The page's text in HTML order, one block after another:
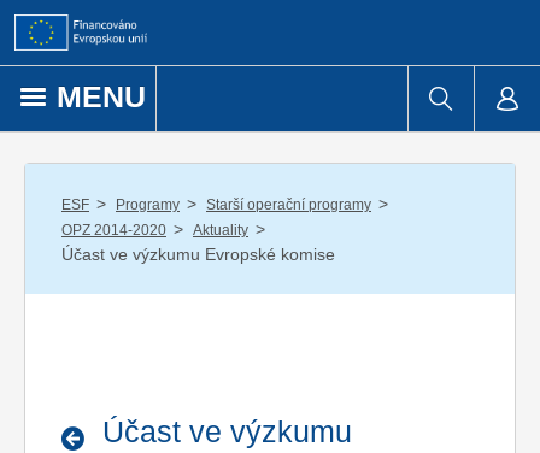
Přejít k obsahu
MENU
ESF / Programy / Starší operační programy /
OPZ 2014-2020 / Aktuality /
Účast ve výzkumu Evropské komise
Účast ve výzkumu